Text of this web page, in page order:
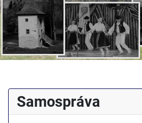
Samospráva